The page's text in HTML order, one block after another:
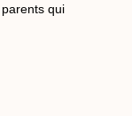
qui